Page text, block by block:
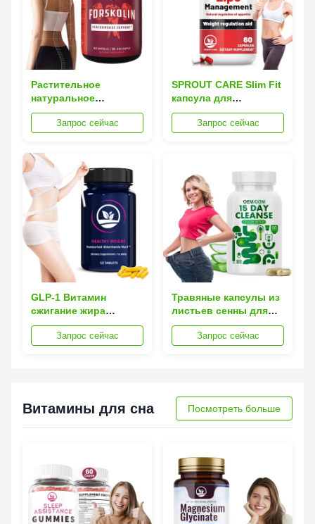
Растительное
натуральное
средство для
похудения Капсула
Ускорить метаболизм
Формула для
похудения
Запрос сейчас
SPROUT CARE Slim Fit
капсула для
похудения,
диетические капсулы
Запрос сейчас
GLP-1 Витамин
сжигание жира
Капсулы зеленого чая
Увеличивают
Запрос сейчас
Травяные капсулы из
листьев сенны для
сжигания жира для
детоксикации и
Запрос сейчас
Витамины для сна Посмотреть больше